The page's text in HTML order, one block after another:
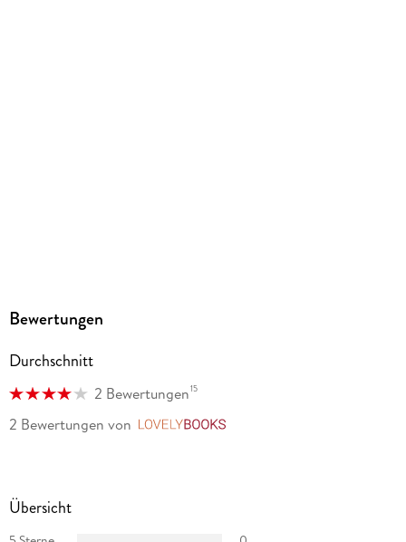
Bewertungen
Durchschnitt
2 Bewertungen15
2 Bewertungen von
Übersicht